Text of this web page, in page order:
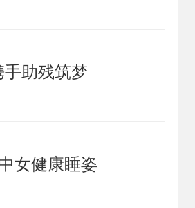
助残筑梦
女健康睡姿